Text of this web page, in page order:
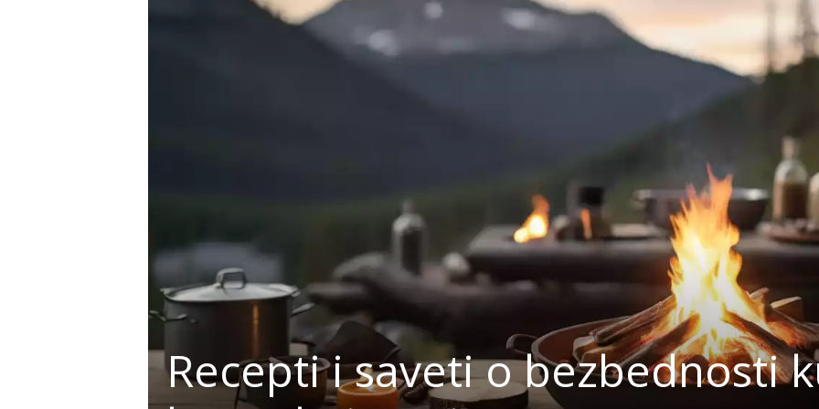
Recepti i saveti o bezbednosti